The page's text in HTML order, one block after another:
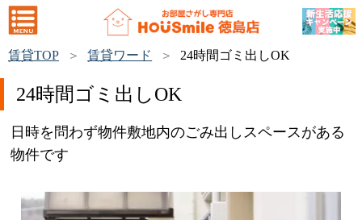
賃貸TOP 賃貸ワード 24時間ゴミ出しOK
24時間ゴミ出しOK
日時を問わず物件敷地内のごみ出しスペースがある
物件です